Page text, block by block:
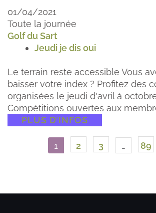
01/04/2021
Toute la journée
Golf du Sart
Jeudi je dis oui
Le terrain reste accessible Vous
baisser votre index ? Profitez des
organisées le jeudi d'avril à
Compétitions ouvertes aux
PLUS D’INFOS
1 2 3 … 89